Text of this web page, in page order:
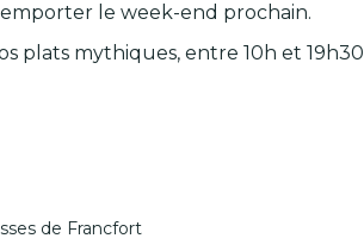
le week-end prochain.
plats mythiques, entre 10h et 19h30
de Francfort